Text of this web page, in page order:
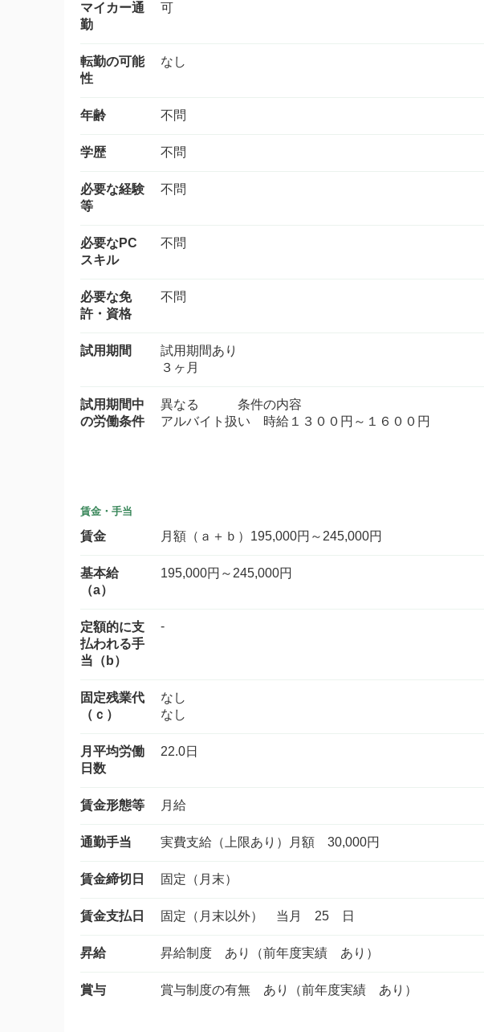
マイカー通
勤
可
転勤の可能
性
なし
年齢 不問
学歴 不問
必要な経験
等
不問
必要なPC
スキル
不問
必要な免
許・資格
不問
試用期間
試用期間あり
３ヶ月
試用期間中
の労働条件
異なる 条件の内容
アルバイト扱い 時給１３００円～１６００円
賃金・手当
賃金 月額（ａ＋ｂ）195,000円～245,000円
基本給
（a）
195,000円～245,000円
定額的に支
払われる手
当（b）
-
固定残業代
（ｃ）
なし
なし
月平均労働
日数
22.0日
賃金形態等 月給
通勤手当 実費支給（上限あり）月額 30,000円
賃金締切日 固定（月末）
賃金支払日 固定（月末以外） 当月 25 日
昇給 昇給制度 あり（前年度実績 あり）
賞与 賞与制度の有無 あり（前年度実績 あり）